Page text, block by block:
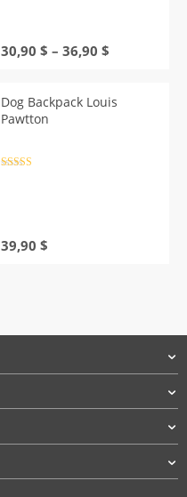
30,90 $ – 36,90 $
through
Dog Backpack Louis
Pawtton
39,90 $